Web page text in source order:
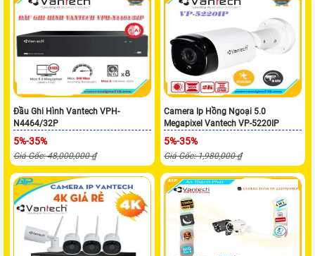
Đầu Ghi Hình Vantech VPH-
N4464/32P
5%-35%
Giá Gốc: 48,000,000 ₫
Camera Ip Hồng Ngoại 5.0
Megapixel Vantech VP-5220IP
5%-35%
Giá Gốc: 1,980,000 ₫